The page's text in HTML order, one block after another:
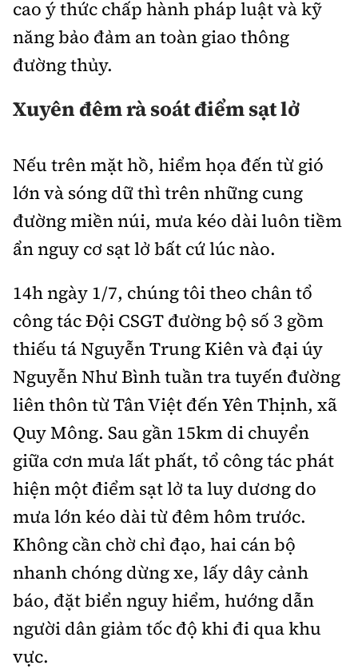
cao ý thức chấp hành pháp luật và kỹ
năng bảo đảm an toàn giao thông
đường thủy.
Xuyên đêm rà soát điểm sạt lở
Nếu trên mặt hồ, hiểm họa đến từ gió
lớn và sóng dữ thì trên những cung
đường miền núi, mưa kéo dài luôn tiềm
ẩn nguy cơ sạt lở bất cứ lúc nào.
14h ngày 1/7, chúng tôi theo chân tổ
công tác Đội CSGT đường bộ số 3 gồm
thiếu tá Nguyễn Trung Kiên và đại úy
Nguyễn Như Bình tuần tra tuyến đường
liên thôn từ Tân Việt đến Yên Thịnh, xã
Quy Mông. Sau gần 15km di chuyển
giữa cơn mưa lất phất, tổ công tác phát
hiện một điểm sạt lở ta luy dương do
mưa lớn kéo dài từ đêm hôm trước.
Không cần chờ chỉ đạo, hai cán bộ
nhanh chóng dừng xe, lấy dây cảnh
báo, đặt biển nguy hiểm, hướng dẫn
người dân giảm tốc độ khi đi qua khu
vực.